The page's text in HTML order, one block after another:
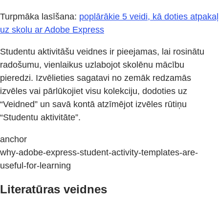
Turpmāka lasīšana: poplārākie 5 veidi, kā doties atpakaļ
uz skolu ar Adobe Express
Studentu aktivitāšu veidnes ir pieejamas, lai rosinātu
radošumu, vienlaikus uzlabojot skolēnu mācību
pieredzi. Izvēlieties sagatavi no zemāk redzamās
izvēles vai pārlūkojiet visu kolekciju, dodoties uz
“Veidned” un savā kontā atzīmējot izvēles rūtiņu
“Studentu aktivitāte”.
anchor
why-adobe-express-student-activity-templates-are-
useful-for-learning
Literatūras veidnes